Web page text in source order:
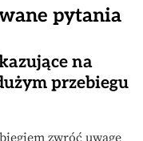
pytania
na
przebiegu
zwróć uwagę